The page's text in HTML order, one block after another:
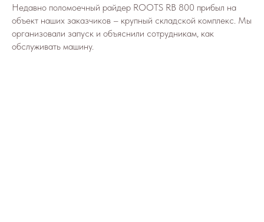
Недавно поломоечный райдер ROOTS RB 800 прибыл на
объект наших заказчиков – крупный складской комплекс. Мы
организовали запуск и объяснили сотрудникам, как
обслуживать машину.